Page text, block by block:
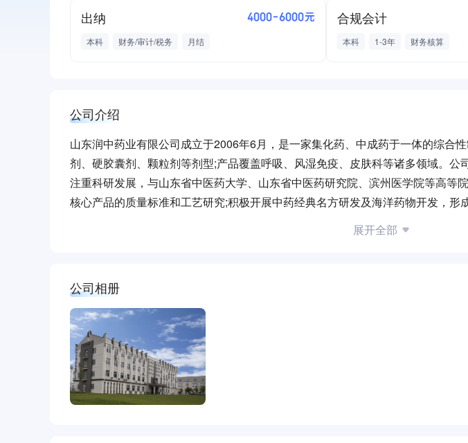
出纳 4000-6000元
本科 财务/审计/税务 月结
合规会计
本科 1-3年 财务核算
公司介绍
山东润中药业有限公司成立于2006年6月，是一家集化药、中成药于一体的综合
剂、硬胶囊剂、颗粒剂等剂型;产品覆盖呼吸、风湿免疫、皮肤科等诸多领域。公
注重科研发展，与山东省中医药大学、山东省中医药研究院、滨州医学院等高等
核心产品的质量标准和工艺研究;积极开展中药经典名方研发及海洋药物开发，
争力。同时集中优势，坚持贯彻国家中医药政策不变。以公司的主导产品为核心
疗室，养生保健馆;通过针灸推拿理疗、中药饮片炮制等传统技艺，充分诠释中医“
链企业发展，形成产业集群，“弘扬中医药文化，传承国粹名方”推动中医药文化产
公司处处秉承“诚信、责任”的核心价值观，始终以“传承并发扬中医药事业，打造
拼搏、共赢的企业精神，致力于医药事业的发展，在 “提升生命质量、服务人类健
展开全部
公司相册